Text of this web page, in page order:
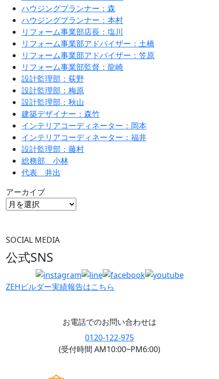
ハウジングプランナー：森
ハウジングプランナー：本村
リフォーム事業部店長：塩川
リフォーム事業部アドバイザー：土橋
リフォーム事業部アドバイザー：笠原
リフォーム事業部監督：龍崎
設計監理部：荻野
設計監理部：梅原
設計監理部：秋山
建築デザイナー：森竹
インテリアコーディネーター：岡本
インテリアコーディネーター：福井
設計監理部：藤村
総務部 小林
代表 井出
アーカイブ
SOCIAL MEDIA
公式SNS
ZEHビルダー実績報告はこちら
お電話でのお問い合わせは
0120-122-975
(受付時間 AM10:00~PM6:00)